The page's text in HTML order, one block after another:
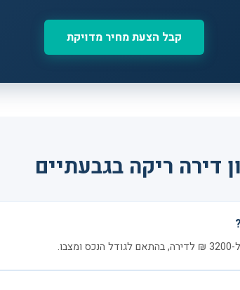
קבל הצעת מחיר מדויקת
דירה ריקה בגבעתיים